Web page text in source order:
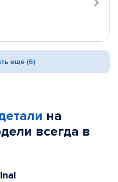
еще (6)
на
всегда в